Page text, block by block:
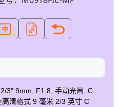
3" 9mm, F1.8, 手动光圈, C
清格式 9 毫米 2/3 英寸 C